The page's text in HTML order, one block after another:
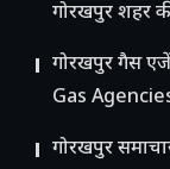
गोरखपुर शहर
गोरखपुर गैस
Gas
गोरखपुर